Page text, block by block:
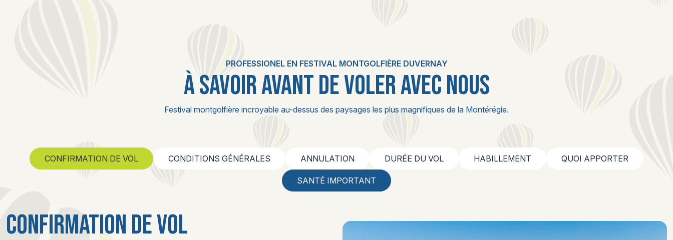
PROFESSIONEL EN FESTIVAL MONTGOLFIÈRE DUVERNAY
À SAVOIR AVANT DE VOLER AVEC NOUS
Festival montgolfière incroyable au-dessus des paysages les plus magnifiques de la Montérégie.
CONFIRMATION DE VOL CONDITIONS GÉNÉRALES ANNULATION DURÉE DU VOL HABILLEMENT QUOI APPORTER
SANTÉ IMPORTANT
CONFIRMATION DE VOL